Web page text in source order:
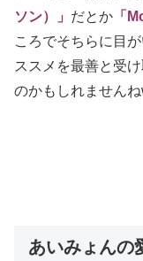
ソン）」 だとか 「
ころでそちらに目
ススメを最善と受
のかもしれません
あいみょんの